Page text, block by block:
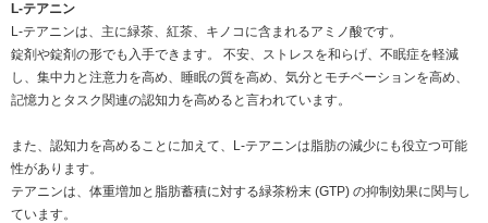
L-テアニン
L-テアニンは、主に緑茶、紅茶、キノコに含まれるアミノ酸です。
錠剤や錠剤の形でも入手できます。 不安、ストレスを和らげ、不眠症を軽減
し、集中力と注意力を高め、睡眠の質を高め、気分とモチベーションを高め、
記憶力とタスク関連の認知力を高めると言われています。
また、認知力を高めることに加えて、L-テアニンは脂肪の減少にも役立つ可能
性があります。
テアニンは、体重増加と脂肪蓄積に対する緑茶粉末 (GTP) の抑制効果に関与し
ています。